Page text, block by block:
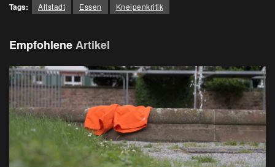
Tags: Altstadt Essen Kneipenkritik
EmpfohleneArtikel